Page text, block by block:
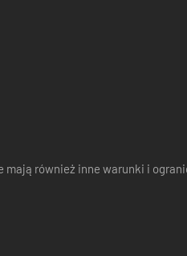
mają również inne warunki i